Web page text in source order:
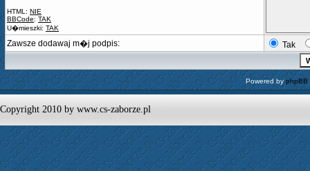
HTML: NIE
BBCode: TAK
U�mieszki: TAK
Zawsze dodawaj m�j podpis: Tak
Powered byphpBB
Copyright 2010 by www.cs-zaborze.pl